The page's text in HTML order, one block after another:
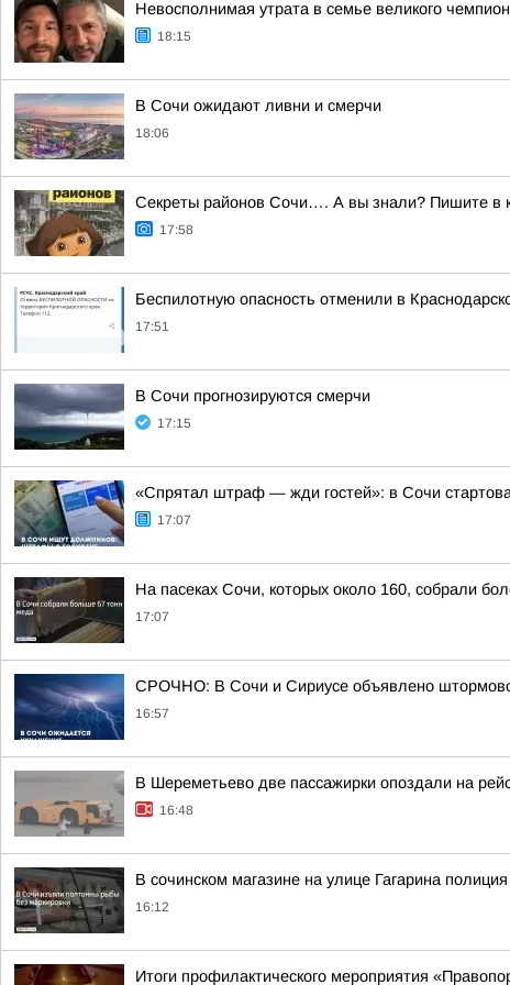
Невосполнимая утрата в семье великого
18:15
В Сочи ожидают ливни и смерчи
18:06
Секреты районов Сочи…. А вы знали? Пишите в
17:58
Беспилотную опасность отменили в
17:51
В Сочи прогнозируются смерчи
17:15
«Спрятал штраф — жди гостей»: в Сочи
17:07
На пасеках Сочи, которых около 160, собрали
17:07
СРОЧНО: В Сочи и Сириусе объявлено
16:57
В Шереметьево две пассажирки опоздали на
16:48
В сочинском магазине на улице Гагарина
16:12
Итоги профилактического мероприятия